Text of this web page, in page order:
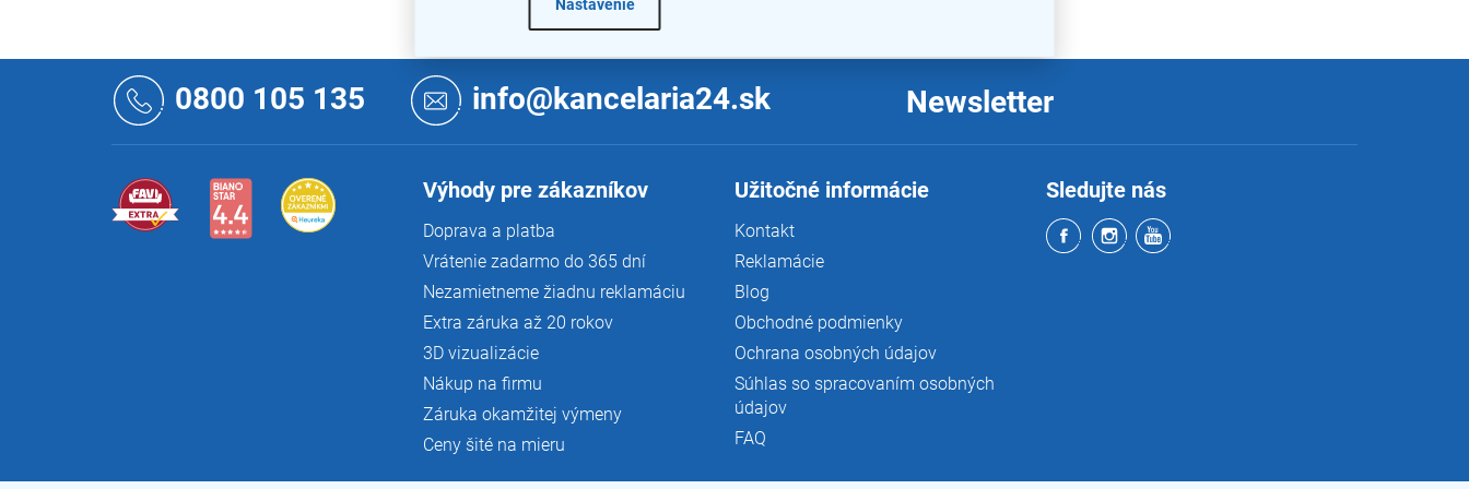
Nastavenie
Mohlo by Vás zaujímať
0800 105 135 info@kancelaria24.sk Newsletter
Výhody pre zákazníkov
Doprava a platba
Vrátenie zadarmo do 365 dní
Nezamietneme žiadnu reklamáciu
Extra záruka až 20 rokov
3D vizualizácie
Nákup na firmu
Záruka okamžitej výmeny
Ceny šité na mieru
Užitočné informácie
Kontakt
Reklamácie
Blog
Obchodné podmienky
Ochrana osobných údajov
Súhlas so spracovaním osobných
údajov
FAQ
Sledujte nás